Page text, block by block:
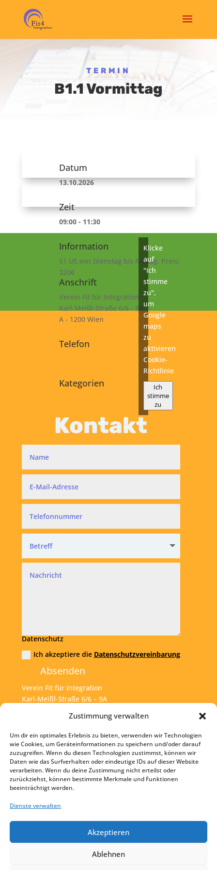
Zustimmung verwalten
Um dir ein optimales Erlebnis zu bieten, verwenden wir Technologien
wie Cookies, um Geräteinformationen zu speichern und/oder darauf
zuzugreifen. Wenn du diesen Technologien zustimmst, können wir
Daten wie das Surfverhalten oder eindeutige IDs auf dieser Website
verarbeiten. Wenn du deine Zustimmung nicht erteilst oder
zurückziehst, können bestimmte Merkmale und Funktionen
beeinträchtigt werden.
Dienste verwalten
Akzeptieren
Ablehnen
TERMIN
B1.1 Vormittag
Datum
13.10.2026
Zeit
09:00 - 11:30
Information
51 UE,von Dienstag bis Freitag, Preis:
320€
Anschrift
Verein Fit für Integration
Karl-Meißl-Straße 6/6 - 9A
A - 1200 Wien
Telefon
Kategorien
Klicke
auf
"Ich
stimme
zu",
um
Google
maps
zu
aktivieren
Cookie-
Richtlinie
Ich
stimme
zu
Kontakt
Datenschutz
Ich akzeptiere die Datenschutzvereinbarung
Absenden
Verein Fit für Integration
Karl-Meißl-Straße 6/6 – 9A
Tel:+43 1 925 77 46
Mail: office@fit4int.at
Startseite
Kontakt
Impressum